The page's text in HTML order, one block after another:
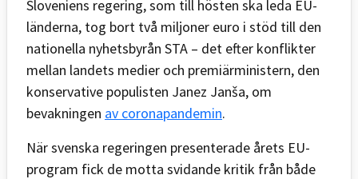
Sloveniens regering, som till hösten ska leda EU-
länderna, tog bort två miljoner euro i stöd till den
nationella nyhetsbyrån STA – det efter konflikter
mellan landets medier och premiärministern, den
konservative populisten Janez Janša, om
bevakningen av coronapandemin.
När svenska regeringen presenterade årets EU-
program fick de motta svidande kritik från både